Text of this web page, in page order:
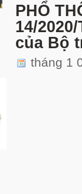
PHỔ
14/
của Bộ
tháng 1